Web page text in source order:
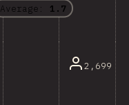
Average: 1.7
2,699